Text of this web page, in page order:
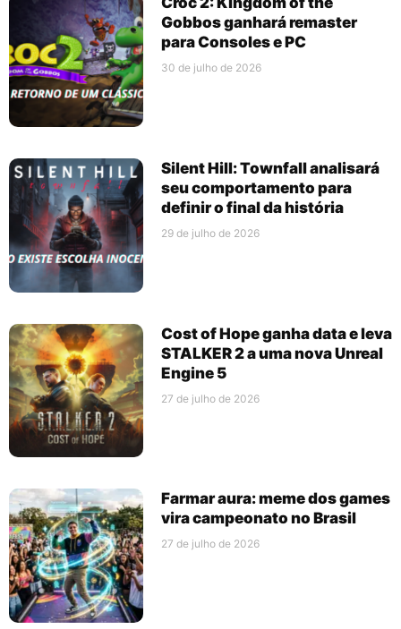
Gobbos ganhará remaster
para Consoles e PC
30 de julho de 2026
Silent Hill: Townfall analisará
seu comportamento para
definir o final da história
29 de julho de 2026
Cost of Hope ganha data e leva
STALKER 2 a uma nova Unreal
Engine 5
27 de julho de 2026
Farmar aura: meme dos games
vira campeonato no Brasil
27 de julho de 2026